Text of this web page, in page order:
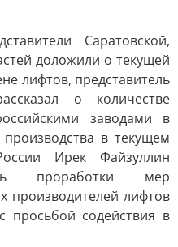
Саратовской,
доложили о текущей
лифтов, представитель
о количестве
заводами в
в текущем
Ирек Файзуллин
проработки мер
производителей лифтов
просьбой содействия в